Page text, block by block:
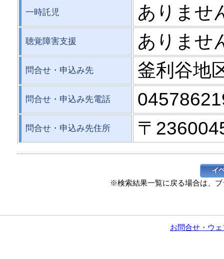
一時託児 ありませ
聴覚障害支援 ありませ
問合せ・申込み先 釜利谷地
問合せ・申込み先電話
問合せ・申込み先住所 〒
※検索結果一覧に戻る場合は、
お問合せ・ウ